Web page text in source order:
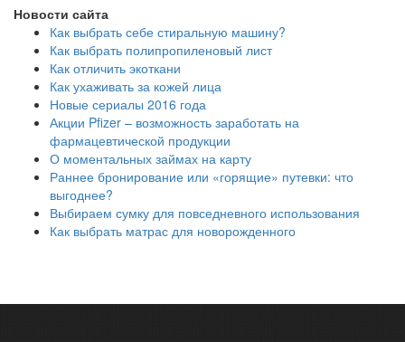
Новости сайта
Как выбрать себе стиральную машину?
Как выбрать полипропиленовый лист
Как отличить экоткани
Как ухаживать за кожей лица
Новые сериалы 2016 года
Акции Pfizer – возможность заработать на
фармацевтической продукции
О моментальных займах на карту
Раннее бронирование или «горящие» путевки: что
выгоднее?
Выбираем сумку для повседневного использования
Как выбрать матрас для новорожденного